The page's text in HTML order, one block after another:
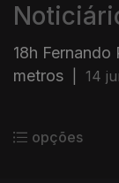
18h Fernando
metros
14
opções